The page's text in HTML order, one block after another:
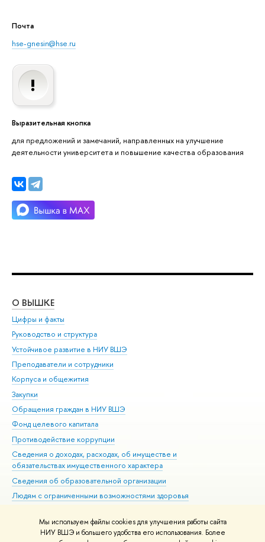
Мы используем файлы cookies для улучшения работы сайта
НИУ ВШЭ и большего удобства его использования. Более
Почта
hse-gnesin@hse.ru
Выразительная кнопка
для предложений и замечаний, направленных на улучшение
деятельности университета и повышение качества образования
О ВЫШКЕ
Цифры и факты
Руководство и структура
Устойчивое развитие в НИУ ВШЭ
Преподаватели и сотрудники
Корпуса и общежития
Закупки
Обращения граждан в НИУ ВШЭ
Фонд целевого капитала
Противодействие коррупции
Сведения о доходах, расходах, об имуществе и
обязательствах имущественного характера
Сведения об образовательной организации
Людям с ограниченными возможностями здоровья
Работа в Вышке